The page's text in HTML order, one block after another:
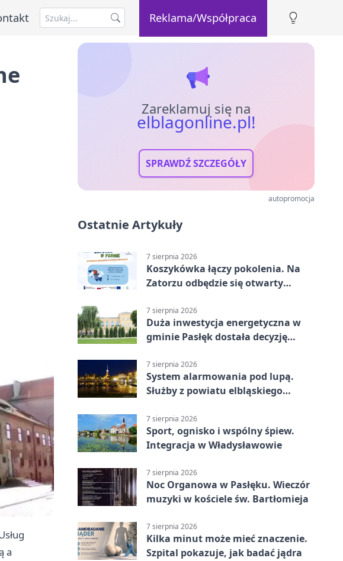
Reklama/Współpraca
a
Zareklamuj się na
elblagonline.pl!
SPRAWDŹ SZCZEGÓŁY
autopromocja
Ostatnie Artykuły
7 sierpnia 2026
Koszykówka łączy pokolenia. Na
Zatorzu odbędzie się otwarty
7 sierpnia 2026
Duża inwestycja energetyczna w
gminie Pasłęk dostała decyzję
7 sierpnia 2026
System alarmowania pod lupą.
Służby z powiatu elbląskiego
7 sierpnia 2026
Sport, ognisko i wspólny śpiew.
Integracja w Władysławowie
7 sierpnia 2026
Noc Organowa w Pasłęku. Wieczór
muzyki w kościele św. Bartłomieja
7 sierpnia 2026
Kilka minut może mieć znaczenie.
Szpital pokazuje, jak badać jądra